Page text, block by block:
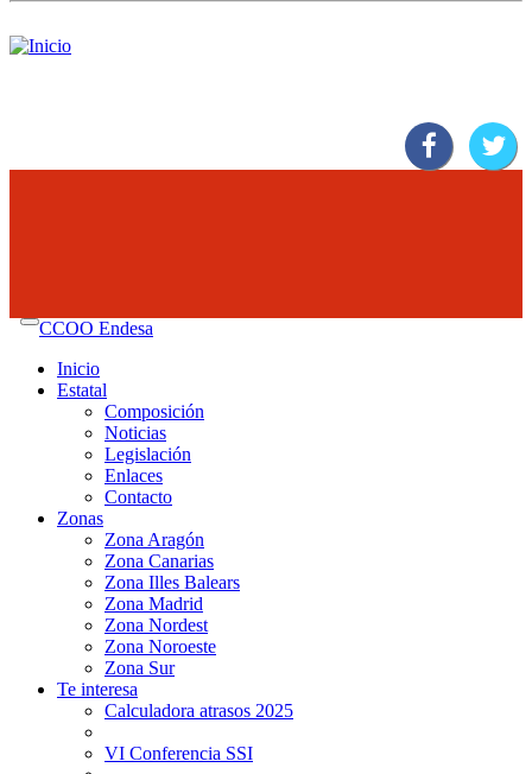
CCOO Endesa
Inicio
Estatal
Composición
Noticias
Legislación
Enlaces
Contacto
Zonas
Zona Aragón
Zona Canarias
Zona Illes Balears
Zona Madrid
Zona Nordest
Zona Noroeste
Zona Sur
Te interesa
Calculadora atrasos 2025
VI Conferencia SSI